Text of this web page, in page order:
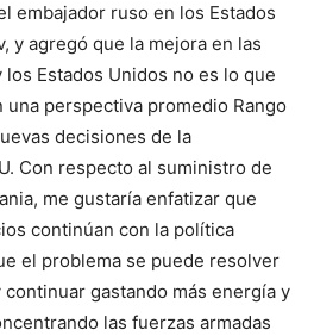
embajador ruso en los Estados
y agregó que la mejora en las
Estados Unidos no es lo que
perspectiva promedio Rango
decisiones de la
Con respecto al suministro de
me gustaría enfatizar que
continúan con la política
el problema se puede resolver
gastando más energía y
las fuerzas armadas